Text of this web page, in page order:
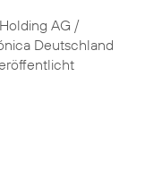
AG /
Deutschland